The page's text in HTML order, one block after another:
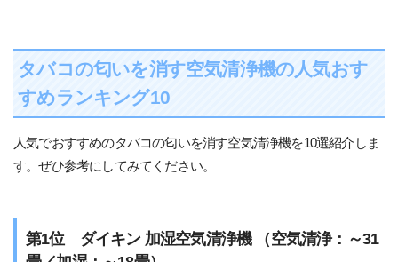
タバコの匂いを消す空気清浄機の人気おす
すめランキング10
人気でおすすめのタバコの匂いを消す空気清浄機を10選紹介しま
す。ぜひ参考にしてみてください。
第1位 ダイキン 加湿空気清浄機 （空気清浄：～31